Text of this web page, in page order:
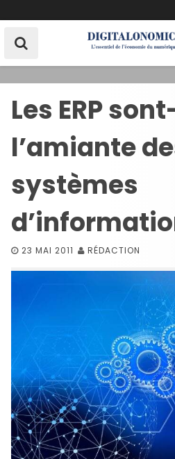
k
Les ERP
l’amiante
systèmes
23 MAI 2011 RÉDACTION